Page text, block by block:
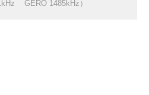
GERO 1485kHz）